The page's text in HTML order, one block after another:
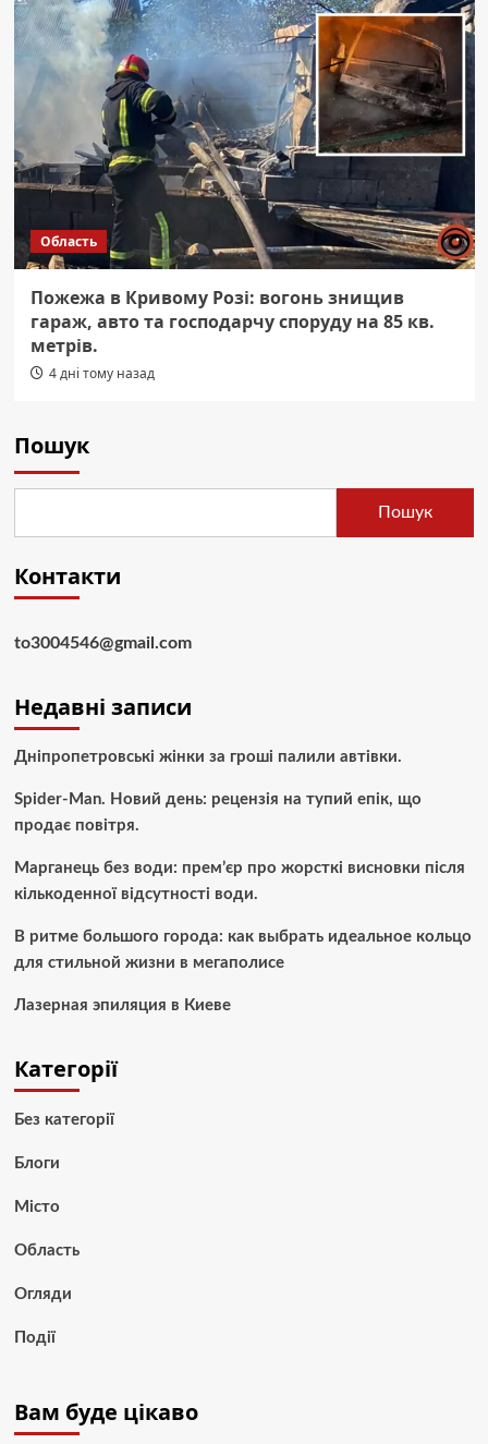
Область
Пожежа в Кривому Розі: вогонь знищив
гараж, авто та господарчу споруду на 85 кв.
метрів.
4 дні тому назад
Пошук
Пошук
Контакти
to3004546@gmail.com
Недавні записи
Дніпропетровські жінки за гроші палили автівки.
Spider-Man. Новий день: рецензія на тупий епік, що
продає повітря.
Марганець без води: прем’єр про жорсткі висновки після
кількоденної відсутності води.
В ритме большого города: как выбрать идеальное кольцо
для стильной жизни в мегаполисе
Лазерная эпиляция в Киеве
Категорії
Без категорії
Блоги
Місто
Область
Огляди
Події
Вам буде цікаво